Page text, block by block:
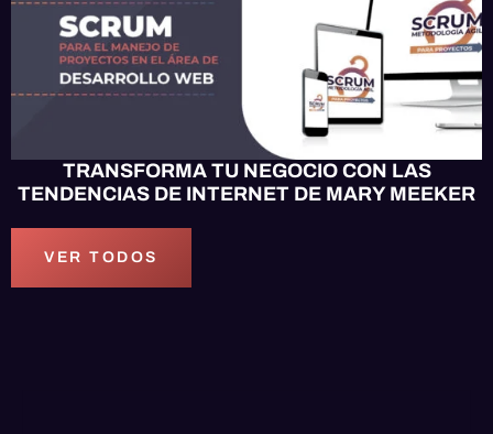
TRANSFORMA TU NEGOCIO CON LAS
TENDENCIAS DE INTERNET DE MARY MEEKER
VER TODOS